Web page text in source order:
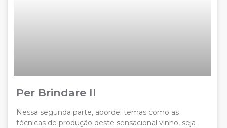
Per Brindare II
Nessa segunda parte, abordei temas como as
técnicas de produção deste sensacional vinho, seja